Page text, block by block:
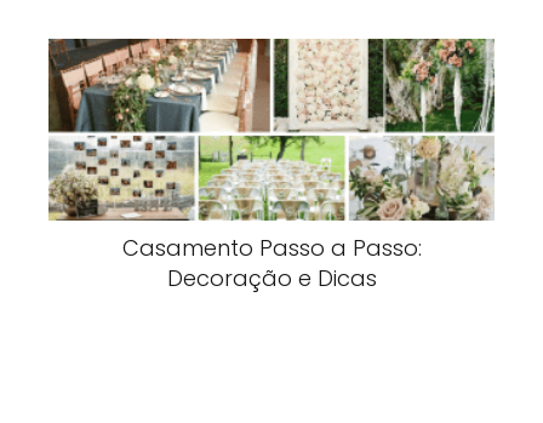
Casamento Passo a Passo:
Decoração e Dicas